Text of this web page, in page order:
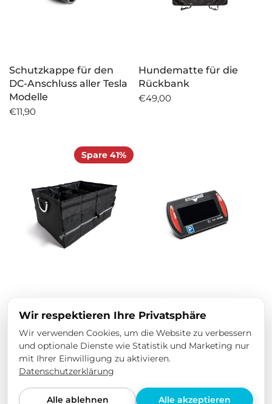
Schutzkappe für den
DC-Anschluss aller Tesla
Modelle
€11,90
Hundematte für die
Rückbank
€49,00
Spare 41%
€49,00
€29,00
Parkscheibe Needit Park
Mini - Schwarz
€32,00
Wir respektieren Ihre Privatsphäre
Wir verwenden Cookies, um die Website zu verbessern
und optionale Dienste wie Statistik und Marketing nur
mit Ihrer Einwilligung zu aktivieren.
Datenschutzerklärung
Alle ablehnen Alle akzeptieren